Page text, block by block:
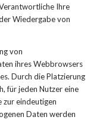
Ihre
Wiedergabe von
von
ihres Webbrowsers
Durch die Platzierung
für jeden Nutzer eine
zur eindeutigen
Daten werden